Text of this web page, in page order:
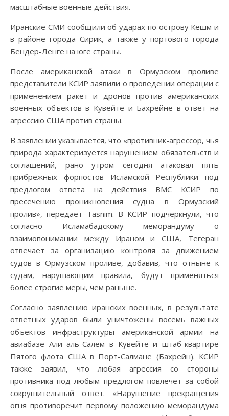
масштабные военные действия.
Иранские СМИ сообщили об ударах по острову Кешм и
в районе города Сирик, а также у портового города
Бендер-Ленге на юге страны.
После американской атаки в Ормузском проливе
представители КСИР заявили о проведении операции с
применением ракет и дронов против американских
военных объектов в Кувейте и Бахрейне в ответ на
агрессию США против страны.
В заявлении указывается, что «противник-агрессор, чья
природа характеризуется нарушением обязательств и
соглашений, рано утром сегодня атаковал пять
прибрежных форпостов Исламской Республики под
предлогом ответа на действия ВМС КСИР по
пресечению проникновения судна в Ормузский
пролив», передает Tasnim. В КСИР подчеркнули, что
согласно Исламабадскому меморандуму о
взаимопонимании между Ираном и США, Тегеран
отвечает за организацию контроля за движением
судов в Ормузском проливе, добавив, что отныне к
судам, нарушающим правила, будут применяться
более строгие меры, чем раньше.
Согласно заявлению иранских военных, в результате
ответных ударов были уничтожены восемь важных
объектов инфраструктуры американской армии на
авиабазе Али аль-Салем в Кувейте и штаб-квартире
Пятого флота США в Порт-Салмане (Бахрейн). КСИР
также заявил, что любая агрессия со стороны
противника под любым предлогом повлечет за собой
сокрушительный ответ. «Нарушение прекращения
огня противоречит первому положению меморандума